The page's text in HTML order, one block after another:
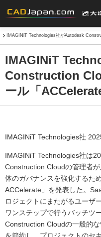
IMAGINiT Technologies社がAutodesk
IMAGINiT
Construction
ール「
IMAGINiT Technologies社
IMAGINiT Technologies社は
Construction Cloudの管理者
体のガバナンスを強化するた
ACCelerate」を発表した。
ロジェクトにまたがるユーザ
ワンステップで行うバッチツ
Construction Cloudの一般的